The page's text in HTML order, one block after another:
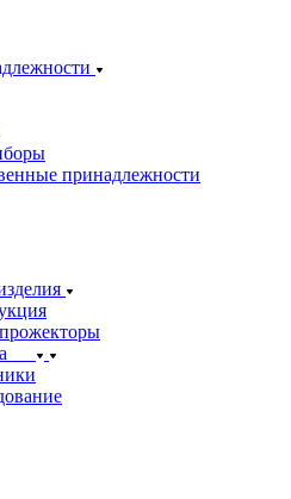
принадлежности